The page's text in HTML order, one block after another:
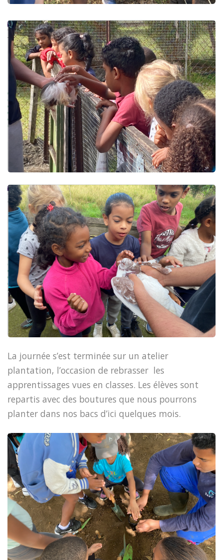
La journée s’est terminée sur un atelier
plantation, l’occasion de rebrasser les
apprentissages vues en classes. Les élèves sont
repartis avec des boutures que nous pourrons
planter dans nos bacs d’ici quelques mois.